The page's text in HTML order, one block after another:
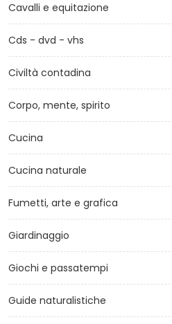
Cavalli e equitazione
Cds - dvd - vhs
Civiltà contadina
Corpo, mente, spirito
Cucina
Cucina naturale
Fumetti, arte e grafica
Giardinaggio
Giochi e passatempi
Guide naturalistiche